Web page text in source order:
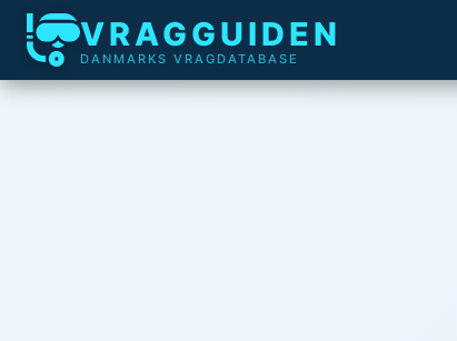
VRAGGUIDEN
DANMARKS VRAGDATABASE